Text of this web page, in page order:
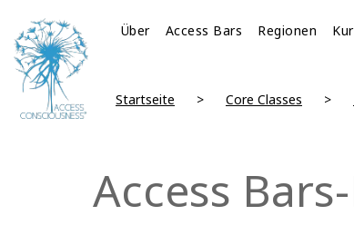
Über Access Bars Regionen
Startseite Core Classes
Access